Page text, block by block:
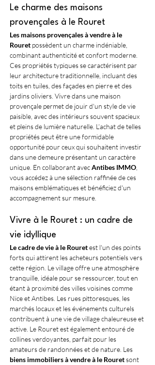
Le charme des maisons
provençales à le Rouret
Les maisons provençales à vendre à le
Rouret possèdent un charme indéniable,
combinant authenticité et confort moderne.
Ces propriétés typiques se caractérisent par
leur architecture traditionnelle, incluant des
toits en tuiles, des façades en pierre et des
jardins oliviers. Vivre dans une maison
provençale permet de jouir d'un style de vie
paisible, avec des intérieurs souvent spacieux
et pleins de lumière naturelle. L’achat de telles
propriétés peut être une formidable
opportunité pour ceux qui souhaitent investir
dans une demeure présentant un caractère
unique. En collaborant avec Antibes IMMO
vous accédez à une sélection raffinée de ces
maisons emblématiques et bénéficiez d'un
accompagnement sur mesure.
Vivre à le Rouret : un cadre de
vie idyllique
Le cadre de vie à le Rouret est l'un des points
forts qui attirent les acheteurs potentiels vers
cette région. Le village offre une atmosphère
tranquille, idéale pour se ressourcer, tout en
étant à proximité des villes voisines comme
Nice et Antibes. Les rues pittoresques, les
marchés locaux et les événements culturels
contribuent à une vie de village chaleureuse et
active. Le Rouret est également entouré de
collines verdoyantes, parfait pour les
amateurs de randonnées et de nature. Les
biens immobiliers à vendre à le Rouret sont